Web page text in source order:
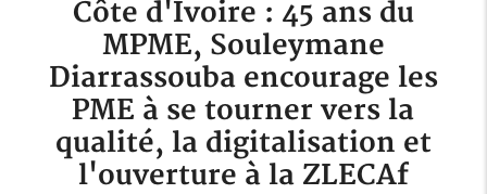
Côte d'Ivoire : 45 ans du
MPME, Souleymane
Diarrassouba encourage les
PME à se tourner vers la
qualité, la digitalisation et
l'ouverture à la ZLECAf